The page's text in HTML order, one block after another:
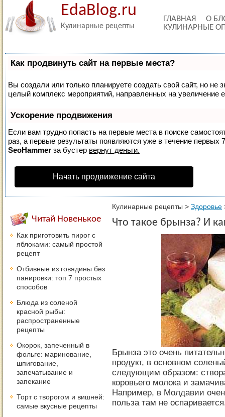
EdaBlog.ru
Кулинарные рецепты
ГЛАВНАЯ
О
КУЛИНАРНЫЕ
Как продвинуть сайт на первые места?
Вы создали или только планируете создать свой сайт, но не
целый комплекс мероприятий, направленных на увеличение
Ускорение продвижения
Если вам трудно попасть на первые места в поиске
раз, а первые результаты появляются уже в течение первых
SeoHammer за бустер вернут деньги.
Начать продвижение сайта
Кулинарные рецепты > Здоровье
Что такое брынза? И
Брынза это очень
продукт, в основном
следующим образом:
коровьего молока и
Например, в Молдавии
польза там не
Читай Новенькое
Как приготовить пирог с
яблоками: самый простой
рецепт
Отбивные из говядины без
панировки: топ 7 простых
способов
Блюда из соленой
красной рыбы:
распространенные
рецепты
Окорок, запеченный в
фольге: маринование,
шпигование,
запечатывание и
запекание
Торт с творогом и вишней:
самые вкусные рецепты